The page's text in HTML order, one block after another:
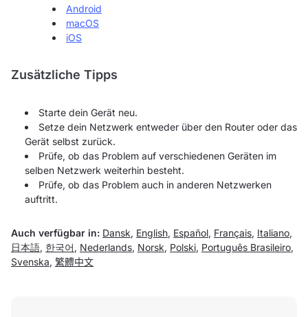
Android
macOS
iOS
Zusätzliche Tipps
Starte dein Gerät neu.
Setze dein Netzwerk entweder über den Router oder das
Gerät selbst zurück.
Prüfe, ob das Problem auf verschiedenen Geräten im
selben Netzwerk weiterhin besteht.
Prüfe, ob das Problem auch in anderen Netzwerken
auftritt.
Auch verfügbar in: Dansk, English, Español, Français, Italiano,
日本語, 한국어 , Nederlands, Norsk, Polski, Português Brasileiro,
Svenska, 繁體中文